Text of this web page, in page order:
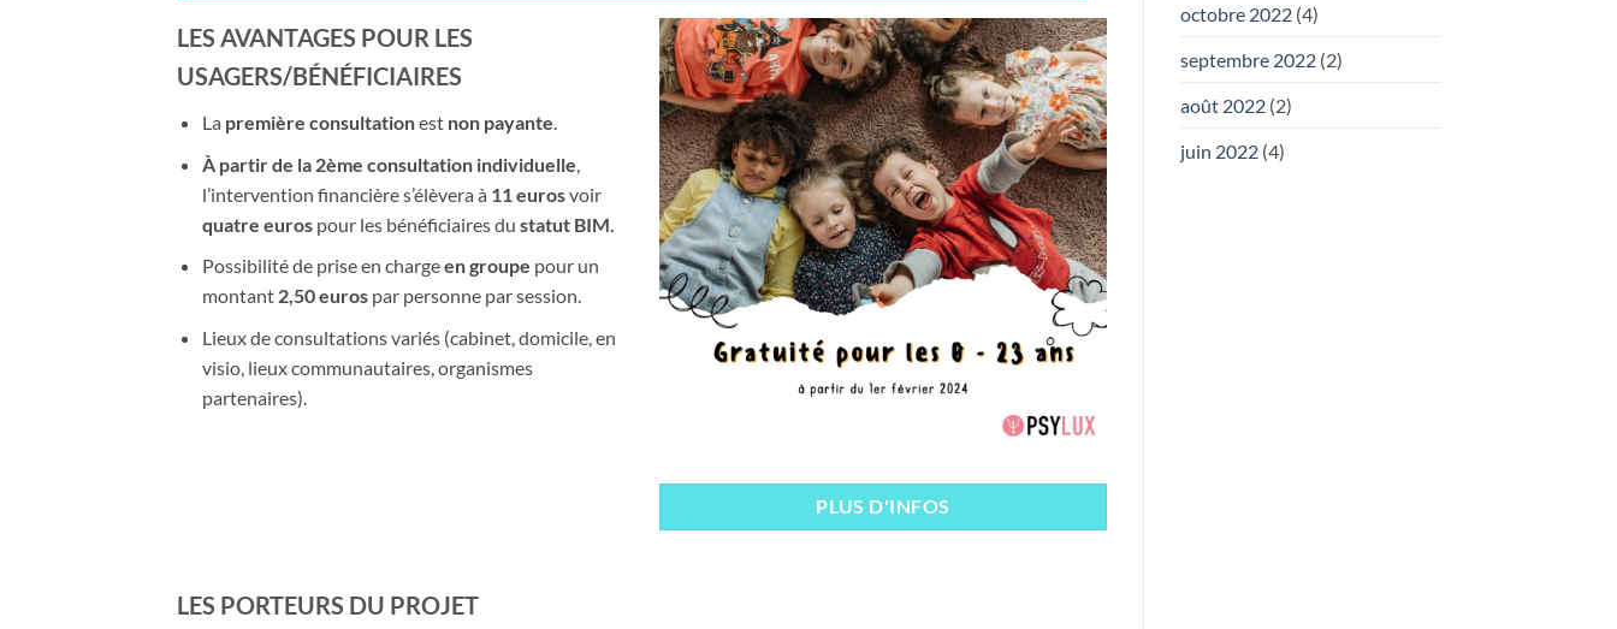
LES AVANTAGES POUR LES
USAGERS/BÉNÉFICIAIRES
La première consultationest non payante.
À partir de la 2ème consultation individuelle
l’intervention financière s’élèvera à 11 eurosvoir
quatre eurospour les bénéficiaires du statut BIM.
Possibilité de prise en chargeen groupe pour un
montant 2,50 eurospar personne par session.
Lieux de consultations variés (cabinet, domicile, en
visio, lieux communautaires, organismes
partenaires).
PLUS D'INFOS
LES PORTEURS DU PROJET
octobre 2022(4)
septembre 2022(2)
août 2022(2)
juin 2022(4)